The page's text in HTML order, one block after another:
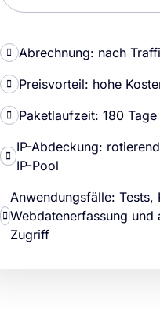
Abrechnung: nach
Preisvorteil: hohe
Paketlaufzeit: 180 Tage
IP-Abdeckung:
IP-Pool
Anwendungsfälle: Tests,
Webdatenerfassung und
Zugriff